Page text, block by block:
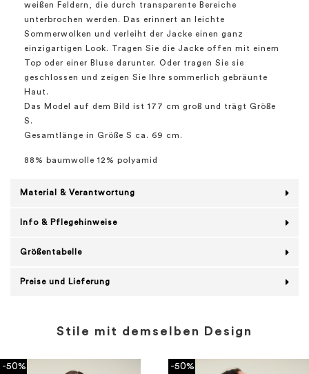
weißen Feldern, die durch transparente Bereiche
unterbrochen werden. Das erinnert an leichte
Sommerwolken und verleiht der Jacke einen ganz
einzigartigen Look. Tragen Sie die Jacke offen mit einem
Top oder einer Bluse darunter. Oder tragen Sie sie
geschlossen und zeigen Sie Ihre sommerlich gebräunte
Haut.
Das Model auf dem Bild ist 177 cm groß und trägt Größe
S.
Gesamtlänge in Größe S ca. 69 cm.
88% baumwolle 12% polyamid
Material & Verantwortung
Info & Pflegehinweise
Größentabelle
Preise und Lieferung
Stile mit demselben Design
-50% -50%